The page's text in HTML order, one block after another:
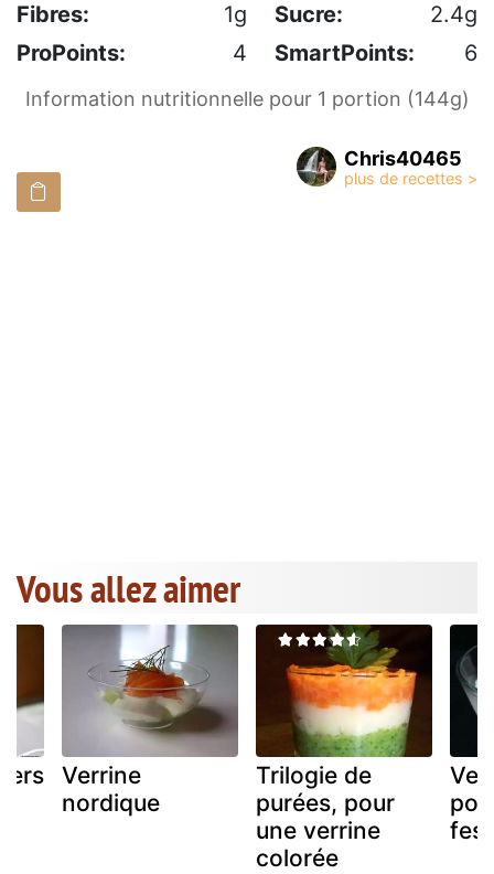
Fibres:
1g Sucre:
2.4g
ProPoints:
4 SmartPoints: 6
Information nutritionnelle pour 1 portion (144g)
Chris40465
Vous allez aimer
Verrine
nordique
Trilogie de
purées, pour
une verrine
colorée